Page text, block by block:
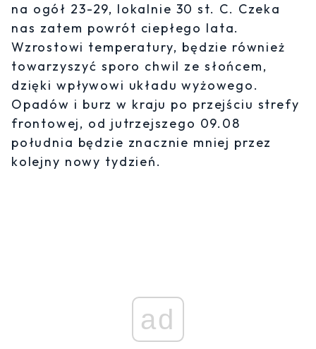
na ogół 23-29, lokalnie 30 st. C. Czeka
nas zatem powrót ciepłego lata.
Wzrostowi temperatury, będzie również
towarzyszyć sporo chwil ze słońcem,
dzięki wpływowi układu wyżowego.
Opadów i burz w kraju po przejściu strefy
frontowej, od jutrzejszego 09.08
południa będzie znacznie mniej przez
kolejny nowy tydzień.
ad